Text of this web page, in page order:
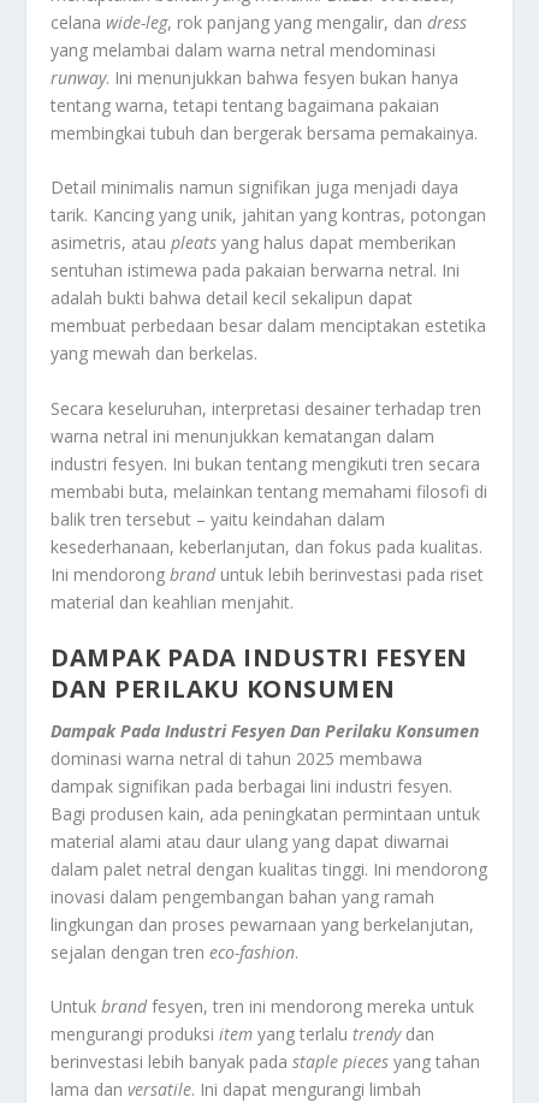
celanawide-leg, rok panjang yang mengalir, dandress
yang melambai dalam warna netral mendominasi
runway. Ini menunjukkan bahwa fesyen bukan hanya
tentang warna, tetapi tentang bagaimana pakaian
membingkai tubuh dan bergerak bersama pemakainya.
Detail minimalis namun signifikan juga menjadi daya
tarik. Kancing yang unik, jahitan yang kontras, potongan
asimetris, ataupleats yang halus dapat memberikan
sentuhan istimewa pada pakaian berwarna netral. Ini
adalah bukti bahwa detail kecil sekalipun dapat
membuat perbedaan besar dalam menciptakan estetika
yang mewah dan berkelas.
Secara keseluruhan, interpretasi desainer terhadap tren
warna netral ini menunjukkan kematangan dalam
industri fesyen. Ini bukan tentang mengikuti tren secara
membabi buta, melainkan tentang memahami filosofi di
balik tren tersebut – yaitu keindahan dalam
kesederhanaan, keberlanjutan, dan fokus pada kualitas.
Ini mendorongbranduntuk lebih berinvestasi pada riset
material dan keahlian menjahit.
DAMPAK PADA INDUSTRI FESYEN
DAN PERILAKU KONSUMEN
Dampak Pada Industri Fesyen Dan Perilaku Konsumen
dominasi warna netral di tahun 2025 membawa
dampak signifikan pada berbagai lini industri fesyen.
Bagi produsen kain, ada peningkatan permintaan untuk
material alami atau daur ulang yang dapat diwarnai
dalam palet netral dengan kualitas tinggi. Ini mendorong
inovasi dalam pengembangan bahan yang ramah
lingkungan dan proses pewarnaan yang berkelanjutan,
sejalan dengan treneco-fashion.
Untukbrandfesyen, tren ini mendorong mereka untuk
mengurangi produksiitem yang terlalutrendydan
berinvestasi lebih banyak padastaple pieces yang tahan
lama danversatile. Ini dapat mengurangi limbah